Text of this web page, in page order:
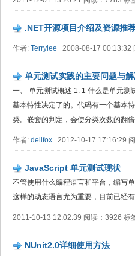
.NET开源项目介绍及资源推
作者: Terrylee 2008-08-17 00:13:32
单元测试实践的主要问题与
一、 单元测试概述 1. 1 什么是单元
基本特性决定了的。代码有一个基本
类。嵌套的判定，会使分类次数的翻
作者: dellfox 2012-10-17 17:16:29
JavaScript 单元测试现状
不管使用什么编程语言和平台，编写
这样的动态语言尤为重要，目前已经
2011-10-13 12:02:39 阅读：3926 标
NUnit2.0详细使用方法